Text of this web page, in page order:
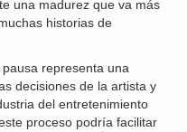
una madurez que va más
historias de
representa una
decisiones de la artista y
del entretenimiento
proceso podría facilitar